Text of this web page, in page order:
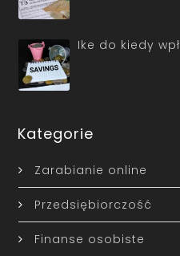
Ike do kiedy
Kategorie
Zarabianie online
Przedsiębiorczość
Finanse osobiste